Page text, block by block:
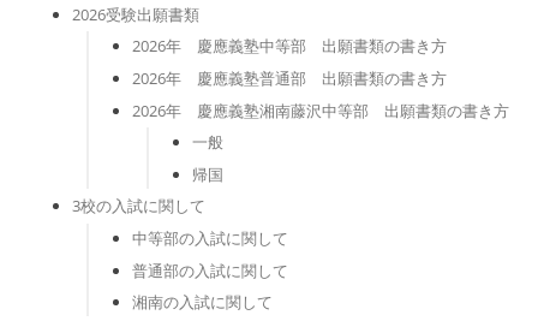
2026受験出願書類
2026年 慶應義塾中等部 出願書類の書き方
2026年 慶應義塾普通部 出願書類の書き方
2026年 慶應義塾湘南藤沢中等部 出願書類の書き方
一般
帰国
3校の入試に関して
中等部の入試に関して
普通部の入試に関して
湘南の入試に関して